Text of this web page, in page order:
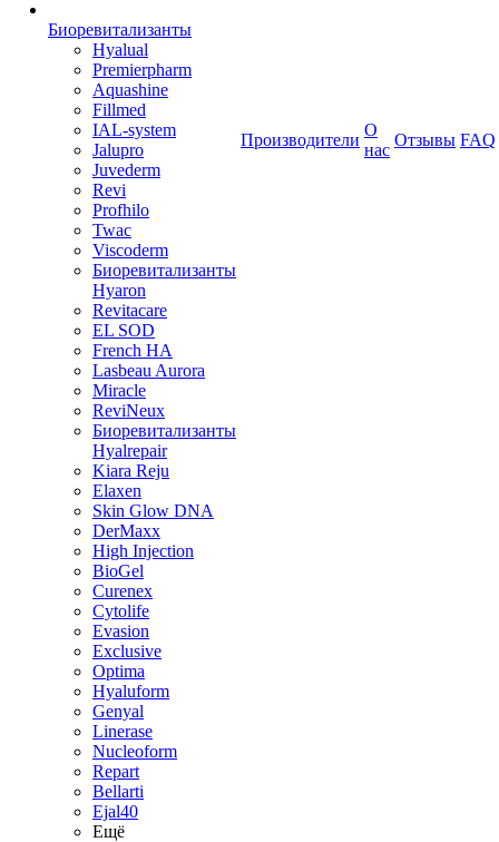
Биоревитализанты
Hyalual
Premierpharm
Aquashine
Fillmed
IAL-system
Jalupro
Juvederm
Revi
Profhilo
Twac
Viscoderm
Биоревитализанты
Hyaron
Revitacare
EL SOD
French HA
Lasbeau Aurora
Miracle
ReviNeux
Биоревитализанты
Hyalrepair
Kiara Reju
Elaxen
Skin Glow DNA
DerMaxx
High Injection
BioGel
Curenex
Cytolife
Evasion
Exclusive
Optima
Hyaluform
Genyal
Linerase
Nucleoform
Repart
Bellarti
Ejal40
Ещё
Производители
О
нас
Отзывы FAQ